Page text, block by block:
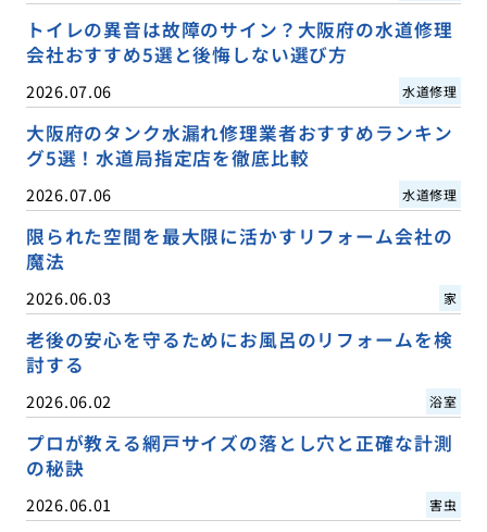
トイレの異音は故障のサイン？大阪府の水道修理
会社おすすめ5選と後悔しない選び方
2026.07.06 水道修理
大阪府のタンク水漏れ修理業者おすすめランキン
グ5選！水道局指定店を徹底比較
2026.07.06 水道修理
限られた空間を最大限に活かすリフォーム会社の
魔法
2026.06.03 家
老後の安心を守るためにお風呂のリフォームを検
討する
2026.06.02 浴室
プロが教える網戸サイズの落とし穴と正確な計測
の秘訣
2026.06.01 害虫